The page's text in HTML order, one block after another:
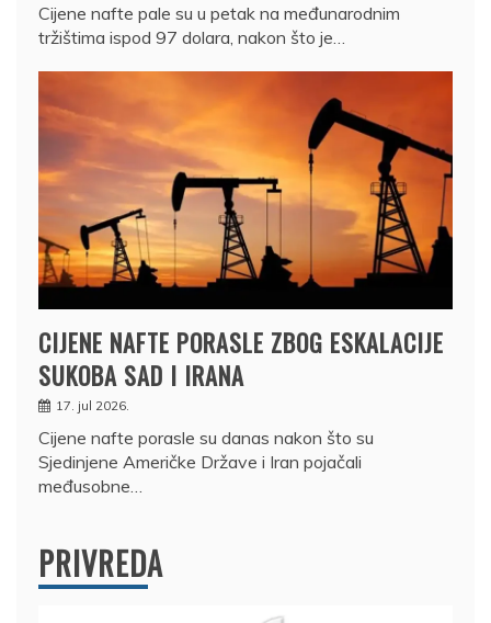
Cijene nafte pale su u petak na međunarodnim
tržištima ispod 97 dolara, nakon što je…
CIJENE NAFTE PORASLE ZBOG ESKALACIJE
SUKOBA SAD I IRANA
17. jul 2026.
Cijene nafte porasle su danas nakon što su
Sjedinjene Američke Države i Iran pojačali
međusobne…
PRIVREDA